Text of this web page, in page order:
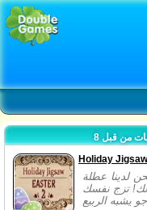
Holiday
لدينا عطلة
لك! تزج نفسك